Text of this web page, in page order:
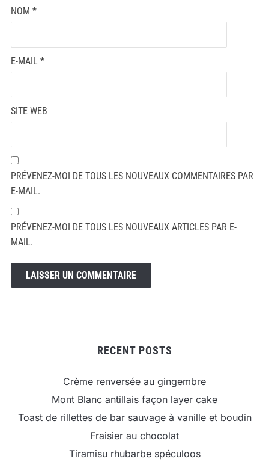
NOM *
E-MAIL *
SITE WEB
PRÉVENEZ-MOI DE TOUS LES NOUVEAUX COMMENTAIRES PAR
E-MAIL.
PRÉVENEZ-MOI DE TOUS LES NOUVEAUX ARTICLES PAR E-
MAIL.
RECENT POSTS
Crème renversée au gingembre
Mont Blanc antillais façon layer cake
Toast de rillettes de bar sauvage à vanille et boudin
Fraisier au chocolat
Tiramisu rhubarbe spéculoos